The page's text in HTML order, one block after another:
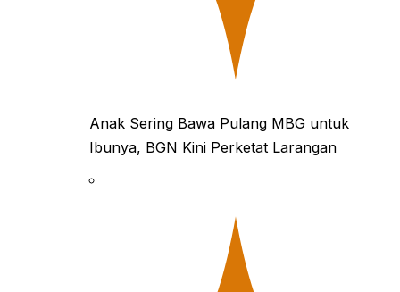
Anak Sering Bawa Pulang MBG untuk
Ibunya, BGN Kini Perketat Larangan